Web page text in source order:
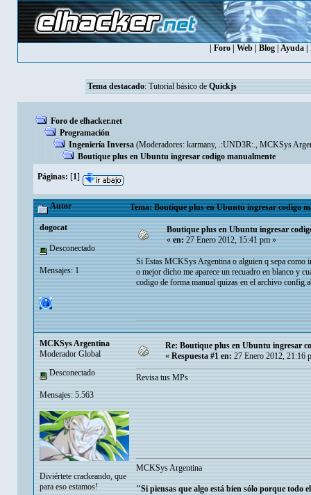
Foro| Web| Blog| Ayuda|
Tema destacado: Tutorial básico de Quickjs
Foro de elhacker.net
Programación
Ingeniería Inversa (Moderadores: karmany, .:UND3R:., MCKSys
Boutique plus en Ubuntu ingresar codigo manualmente
Páginas: [1]
Autor Tema: Boutique plus en Ubuntu ingresar codigo
dogocat
Desconectado
Mensajes: 1
Boutique plus en Ubuntu ingresar
«en:27 Enero 2012, 15:41 pm »
Si Estas MCKSys Argentina o alguien q sepa como
o mejor dicho me aparece un recuadro en blanco y
codigo de forma manual quizas en el archivo
MCKSys Argentina
Moderador Global
Desconectado
Mensajes: 5.563
Diviértete crackeando, que
para eso estamos!
Re: Boutique plus en Ubuntu ingresar
« Respuesta #1 en: 27 Enero 2012, 21:16
Revisa tus MPs
MCKSys Argentina
"Si piensas que algo está bien sólo porque todo